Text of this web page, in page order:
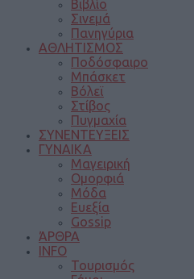
Βιβλίο
Σινεμά
Πανηγύρια
ΑΘΛΗΤΙΣΜΟΣ
Ποδόσφαιρο
Μπάσκετ
Βόλεϊ
Στίβος
Πυγμαχία
ΣΥΝΕΝΤΕΥΞΕΙΣ
ΓΥΝΑΙΚΑ
Μαγειρική
Ομορφιά
Μόδα
Ευεξία
Gossip
ΆΡΘΡΑ
INFO
Τουρισμός